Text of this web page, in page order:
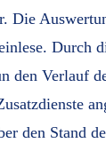
Die
Durch
den Verlauf
den Stand